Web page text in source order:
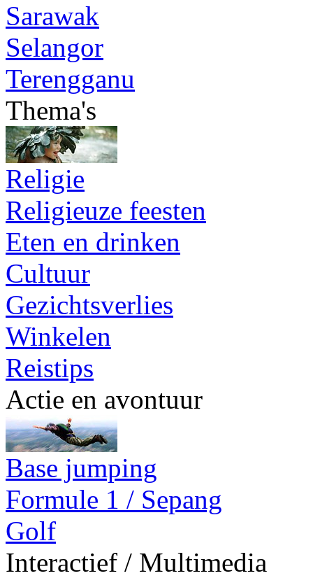
Sarawak
Selangor
Terengganu
Thema's
Religie
Religieuze feesten
Eten en drinken
Cultuur
Gezichtsverlies
Winkelen
Reistips
Actie en avontuur
Base jumping
Formule 1 / Sepang
Golf
Interactief / Multimedia